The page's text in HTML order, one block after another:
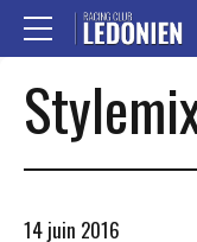
14 juin 2016